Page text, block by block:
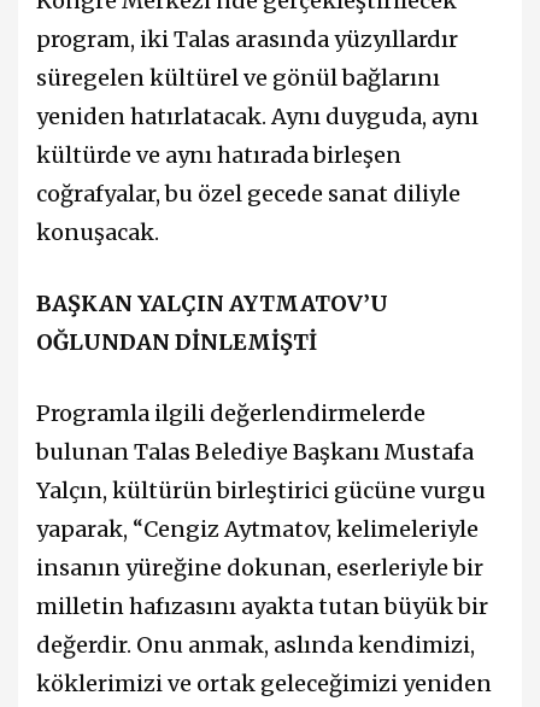
program, iki Talas arasında yüzyıllardır
süregelen kültürel ve gönül bağlarını
yeniden hatırlatacak. Aynı duyguda, aynı
kültürde ve aynı hatırada birleşen
coğrafyalar, bu özel gecede sanat diliyle
konuşacak.
BAŞKAN YALÇIN AYTMATOV’U
OĞLUNDAN DİNLEMİŞTİ
Programla ilgili değerlendirmelerde
bulunan Talas Belediye Başkanı Mustafa
Yalçın, kültürün birleştirici gücüne vurgu
yaparak, “Cengiz Aytmatov, kelimeleriyle
insanın yüreğine dokunan, eserleriyle bir
milletin hafızasını ayakta tutan büyük bir
değerdir. Onu anmak, aslında kendimizi,
köklerimizi ve ortak geleceğimizi yeniden